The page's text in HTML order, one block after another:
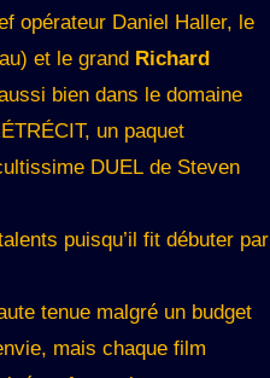
opérateur Daniel Haller, le
et le grand Richard
bien dans le domaine
un paquet
DUEL de Steven
puisqu’il fit débuter par
tenue malgré un budget
mais chaque film